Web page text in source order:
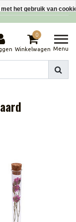
materialen
0
Winkelwagen Menu
het gebruik van